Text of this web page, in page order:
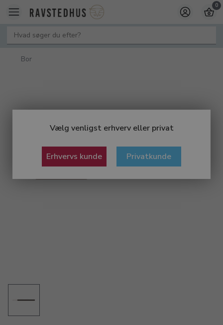
Vælg venligst erhverv eller privat
Erhvervs kunde Privatkunde
0
Bor